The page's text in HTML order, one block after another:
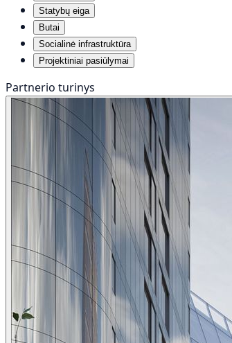
Statybų eiga
Butai
Socialinė infrastruktūra
Projektiniai pasiūlymai
Partnerio turinys